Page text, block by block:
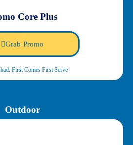
Core Plus
Grab Promo
First Comes First Serve
Outdoor